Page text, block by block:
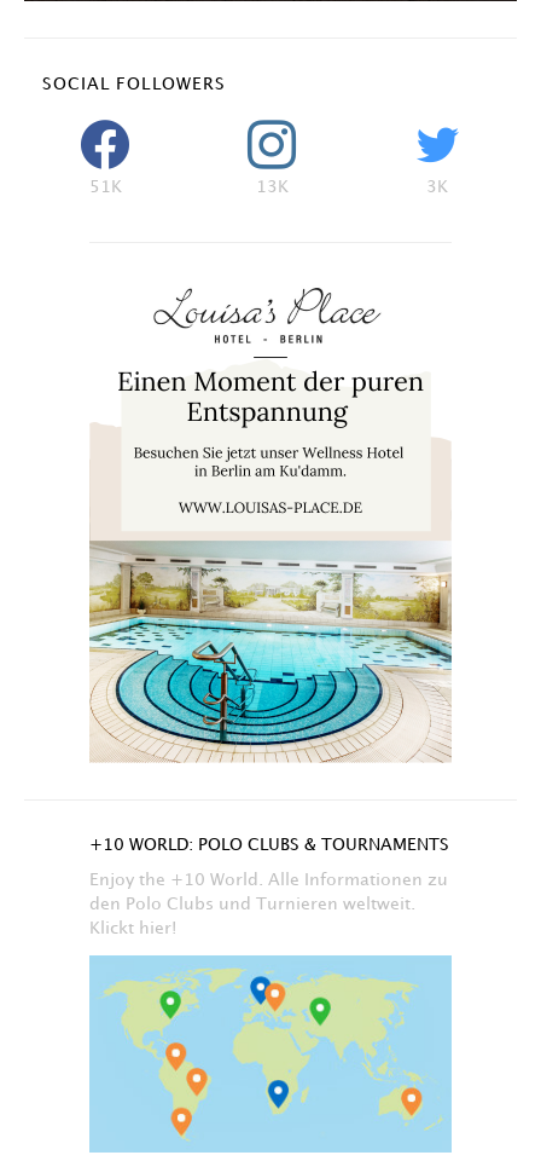
SOCIAL FOLLOWERS
51K 13K 3K
+10 WORLD: POLO CLUBS & TOURNAMENTS
Enjoy the +10 World. Alle Informationen zu
den Polo Clubs und Turnieren weltweit.
Klickt hier!